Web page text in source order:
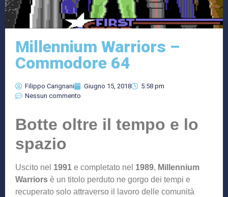
Millennium Warriors –
Commodore 64
Filippo Carignani Giugno 15, 2018
5:58 pm
Nessun commento
Botte oltre il tempo e lo
spazio
Uscito nel 1991 e completato nel 1989, Millennium
Warriors è un titolo perduto ne gorgo dei tempi e
recuperato solo attraverso il lavoro delle comunità